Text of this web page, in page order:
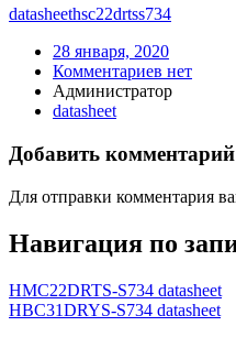
datasheethsc22drtss734
28 января, 2020
Комментариев нет
Администратор
datasheet
Добавить комментарий
Для отправки комментария
Навигация по
HMC22DRTS-S734 datasheet
HBC31DRYS-S734 datasheet